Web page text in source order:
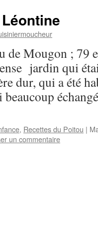
de Mougon ; 79
jardin qui
dur, qui a été
beaucoup
, Recettes du Poitou |
un commentaire